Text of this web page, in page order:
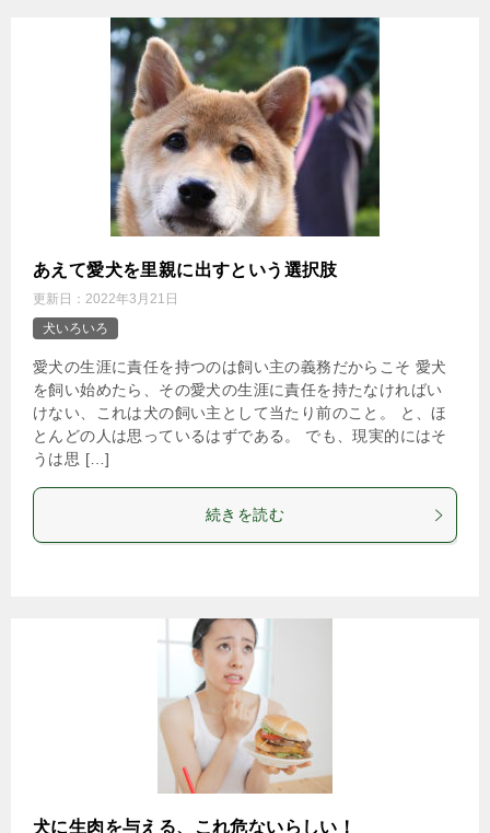
あえて愛犬を里親に出すという選択肢
更新日： 2022年3月21日
犬いろいろ
愛犬の生涯に責任を持つのは飼い主の義務だからこそ 愛犬
を飼い始めたら、その愛犬の生涯に責任を持たなければい
けない、これは犬の飼い主として当たり前のこと。 と、ほ
とんどの人は思っているはずである。 でも、現実的にはそ
うは思 […]
続きを読む
犬に生肉を与える、これ危ないらしい！